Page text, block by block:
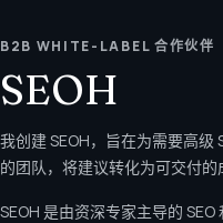
B2B WHITE-LABEL 合作伙伴
SEOH
我创建 SEOH，旨在为需要高
的团队，将建议转化为可交付的
SEOH 是由资深专家主导的